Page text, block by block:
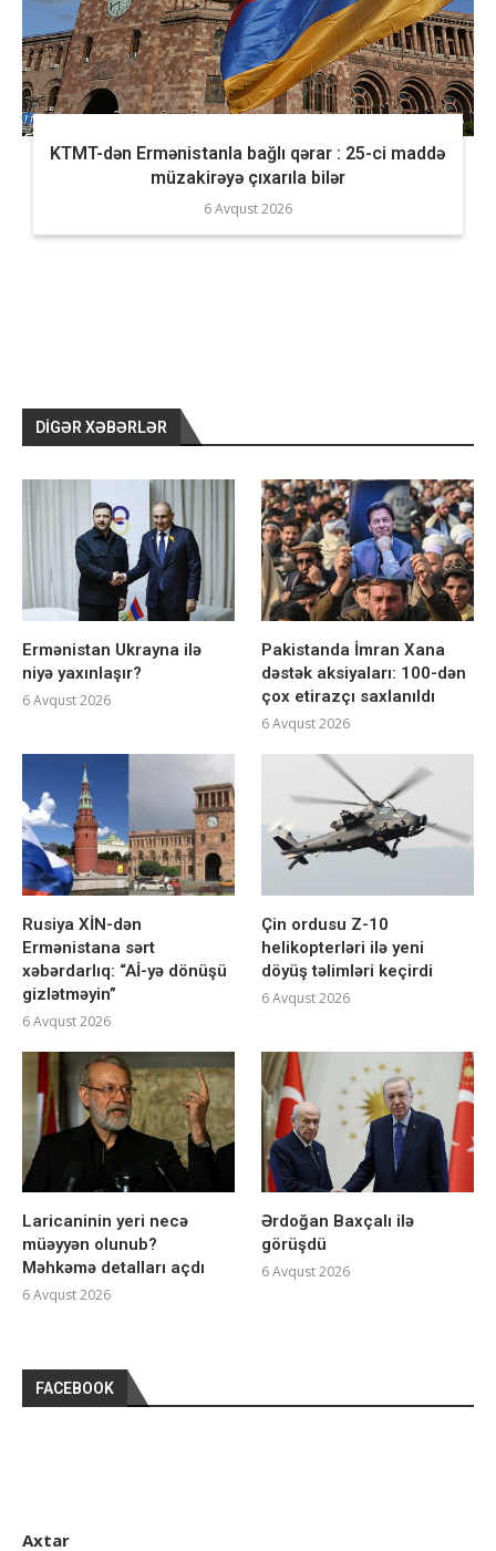
KTMT-dən Ermənistanla bağlı qərar : 25-ci maddə
müzakirəyə çıxarıla bilər
6 Avqust 2026
DIGƏR XƏBƏRLƏR
Ermənistan Ukrayna ilə
niyə yaxınlaşır?
6 Avqust 2026
Pakistanda İmran Xana
dəstək aksiyaları: 100-dən
çox etirazçı saxlanıldı
6 Avqust 2026
Rusiya XİN-dən
Ermənistana sərt
xəbərdarlıq: “Aİ-yə dönüşü
gizlətməyin”
6 Avqust 2026
Çin ordusu Z-10
helikopterləri ilə yeni
döyüş təlimləri keçirdi
6 Avqust 2026
Laricaninin yeri necə
müəyyən olunub?
Məhkəmə detalları açdı
6 Avqust 2026
Ərdoğan Baxçalı ilə
görüşdü
6 Avqust 2026
FACEBOOK
Axtar